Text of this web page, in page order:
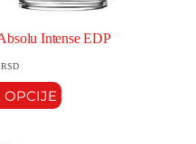
Intense EDP
RSD
OPCIJE